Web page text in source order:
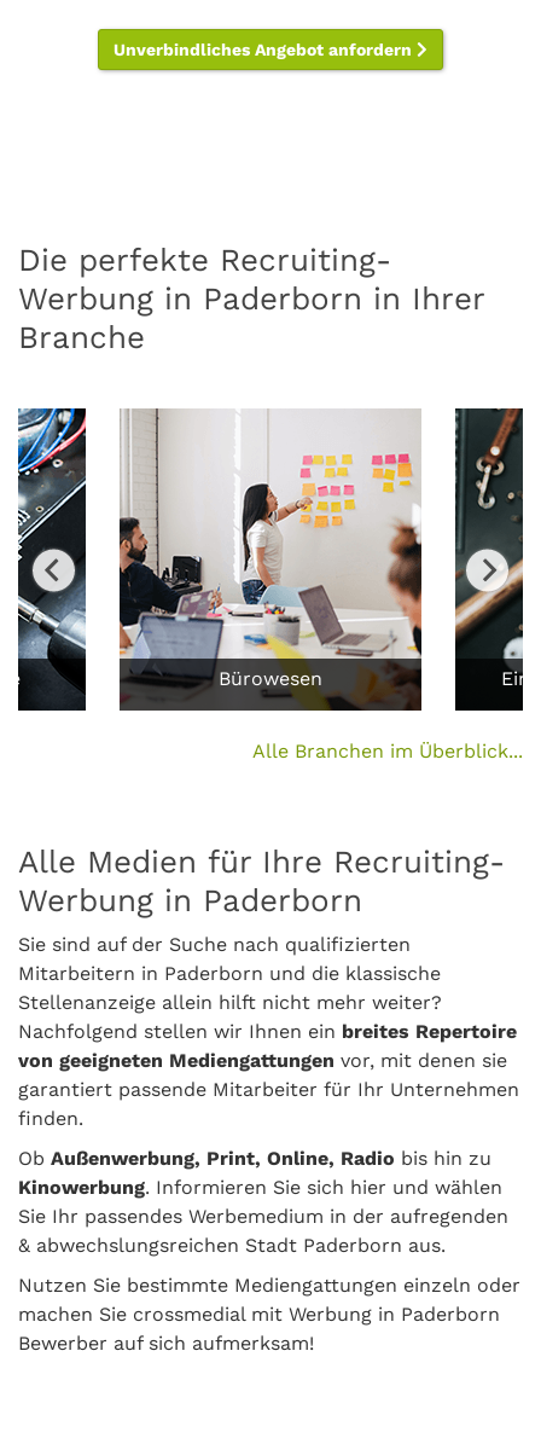
Unverbindliches Angebot anfordern
Die perfekte Recruiting-
Werbung in Paderborn in Ihrer
Branche
Bürowesen
Alle Branchen im Überblick...
Alle Medien für Ihre Recruiting-
Werbung in Paderborn
Sie sind auf der Suche nach qualifizierten
Mitarbeitern in Paderborn und die klassische
Stellenanzeige allein hilft nicht mehr weiter?
Nachfolgend stellen wir Ihnen ein breites Repertoire
von geeigneten Mediengattungen vor, mit denen sie
garantiert passende Mitarbeiter für Ihr Unternehmen
finden.
Ob Außenwerbung, Print, Online, Radio bis hin zu
Kinowerbung. Informieren Sie sich hier und wählen
Sie Ihr passendes Werbemedium in der aufregenden
& abwechslungsreichen Stadt Paderborn aus.
Nutzen Sie bestimmte Mediengattungen einzeln oder
machen Sie crossmedial mit Werbung in Paderborn
Bewerber auf sich aufmerksam!